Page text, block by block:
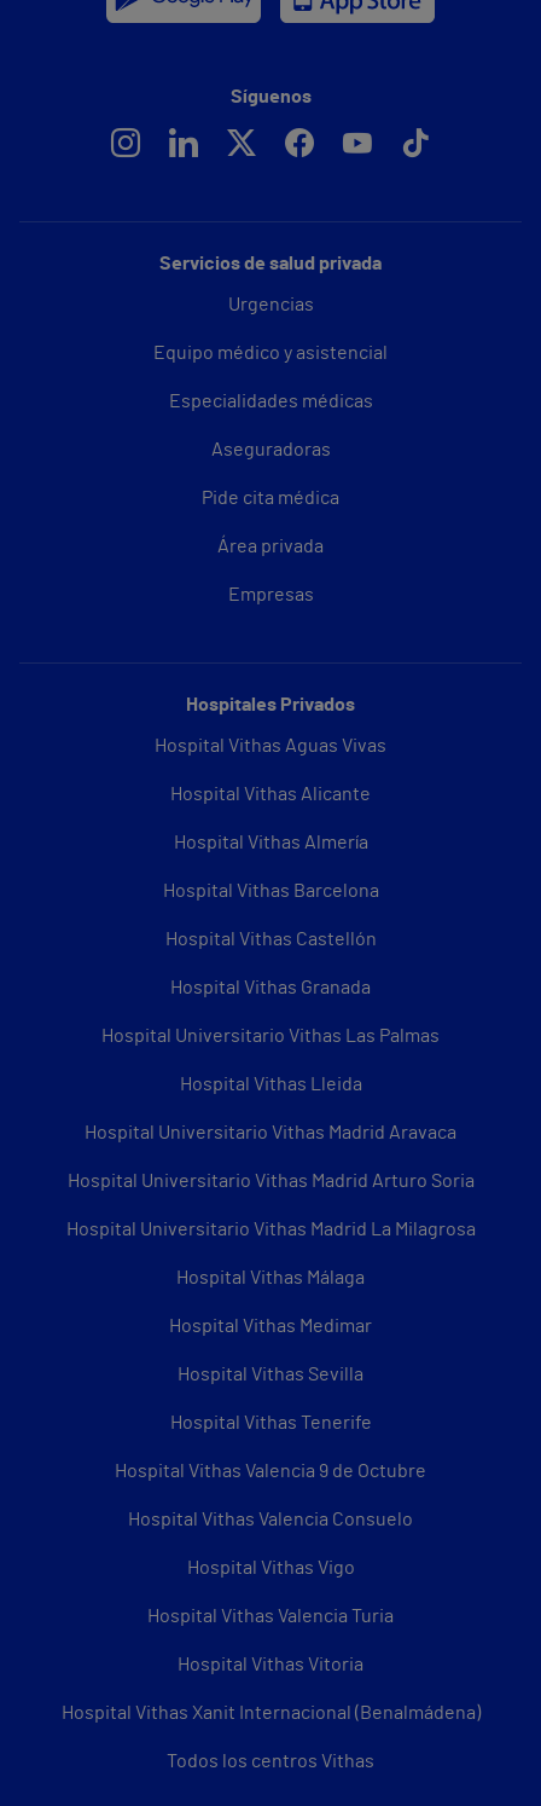
Servicios de salud privada
Urgencias
Equipo médico y asistencial
Especialidades médicas
Aseguradoras
Pide cita médica
Área privada
Empresas
Hospitales Privados
Hospital Vithas Aguas Vivas
Hospital Vithas Alicante
Hospital Vithas Almería
Hospital Vithas Barcelona
Hospital Vithas Castellón
Hospital Vithas Granada
Hospital Universitario Vithas Las Palmas
Hospital Vithas Lleida
Hospital Universitario Vithas Madrid Aravaca
Hospital Universitario Vithas Madrid Arturo Soria
Hospital Universitario Vithas Madrid La Milagrosa
Hospital Vithas Málaga
Hospital Vithas Medimar
Hospital Vithas Sevilla
Hospital Vithas Tenerife
Hospital Vithas Valencia 9 de Octubre
Hospital Vithas Valencia Consuelo
Hospital Vithas Vigo
Hospital Vithas Valencia Turia
Hospital Vithas Vitoria
Hospital Vithas Xanit Internacional (Benalmádena)
Todos los centros Vithas
Síguenos